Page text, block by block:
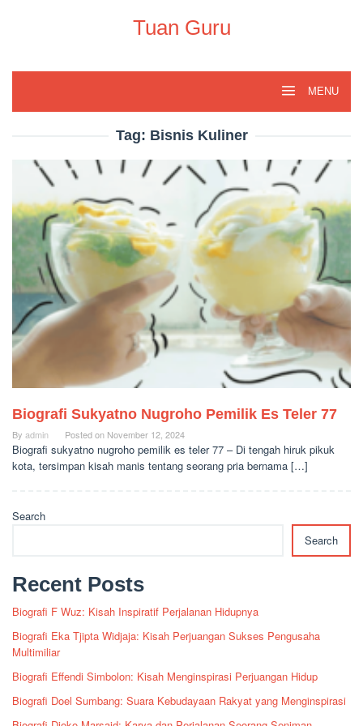
Tuan Guru
MENU
Tag: Bisnis Kuliner
Biografi Sukyatno Nugroho Pemilik Es Teler 77
By admin Posted on November 12, 2024
Biografi sukyatno nugroho pemilik es teler 77 – Di tengah hiruk pikuk
kota, tersimpan kisah manis tentang seorang pria bernama […]
Search
Search
Recent Posts
Biografi F Wuz: Kisah Inspiratif Perjalanan Hidupnya
Biografi Eka Tjipta Widjaja: Kisah Perjuangan Sukses Pengusaha
Multimiliar
Biografi Effendi Simbolon: Kisah Menginspirasi Perjuangan Hidup
Biografi Doel Sumbang: Suara Kebudayaan Rakyat yang Menginspirasi